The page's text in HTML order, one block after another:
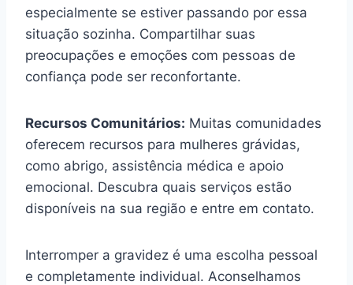
especialmente se estiver passando por essa
situação sozinha. Compartilhar suas
preocupações e emoções com pessoas de
confiança pode ser reconfortante.
Recursos Comunitários: Muitas comunidades
oferecem recursos para mulheres grávidas,
como abrigo, assistência médica e apoio
emocional. Descubra quais serviços estão
disponíveis na sua região e entre em contato.
Interromper a gravidez é uma escolha pessoal
e completamente individual. Aconselhamos